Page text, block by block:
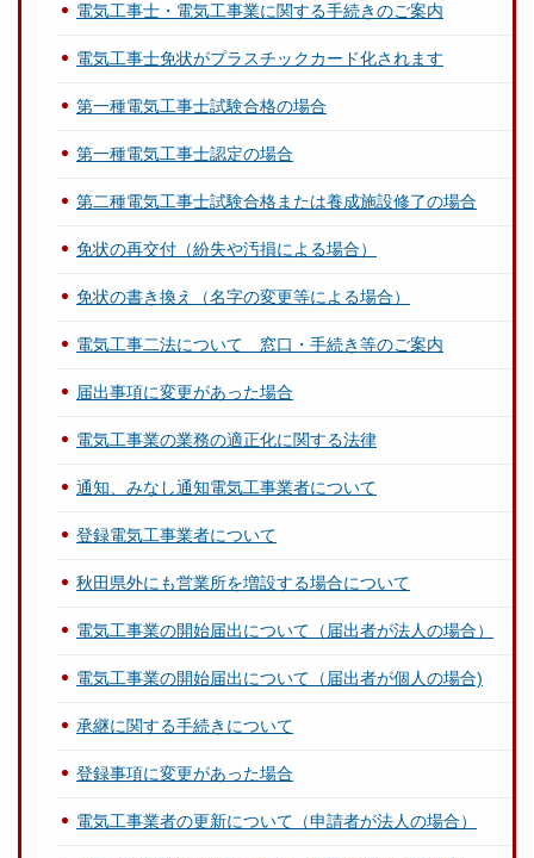
電気工事士・電気工事業に関する手続きのご案内
電気工事士免状がプラスチックカード化されます
第一種電気工事士試験合格の場合
第一種電気工事士認定の場合
第二種電気工事士試験合格または養成施設修了の場合
免状の再交付（紛失や汚損による場合）
免状の書き換え（名字の変更等による場合）
電気工事二法について 窓口・手続き等のご案内
届出事項に変更があった場合
電気工事業の業務の適正化に関する法律
通知、みなし通知電気工事業者について
登録電気工事業者について
秋田県外にも営業所を増設する場合について
電気工事業の開始届出について（届出者が法人の場合）
電気工事業の開始届出について（届出者が個人の場合)
承継に関する手続きについて
登録事項に変更があった場合
電気工事業者の更新について（申請者が法人の場合）